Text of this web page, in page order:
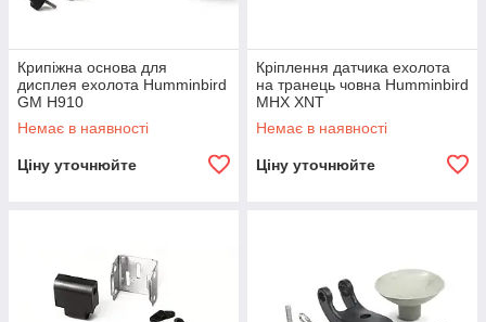
Крипіжна основа для
дисплея ехолота Humminbird
GM H910
Немає в наявності
Ціну уточнюйте
Кріплення датчика ехолота
на транець човна Humminbird
MHX XNT
Немає в наявності
Ціну уточнюйте